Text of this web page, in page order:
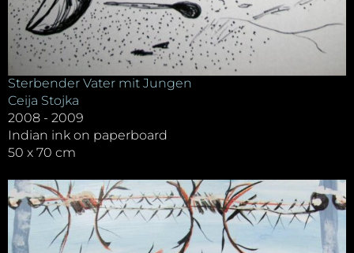
Sterbender Vater mit Jungen
Ceija Stojka
2008 - 2009
Indian ink on paperboard
50 x 70 cm